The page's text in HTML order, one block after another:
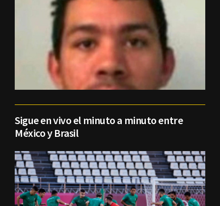
Sigue en vivo el minuto a minuto entre
México y Brasil